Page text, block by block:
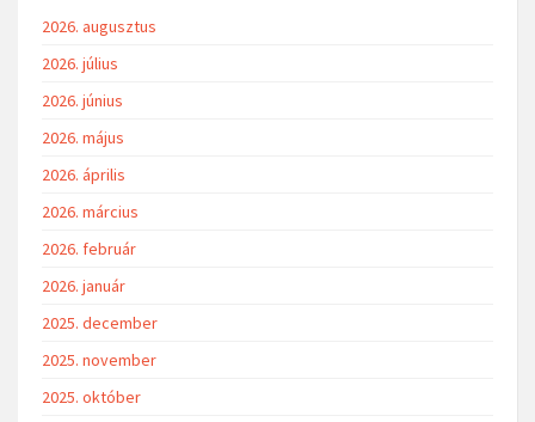
2026. augusztus
2026. július
2026. június
2026. május
2026. április
2026. március
2026. február
2026. január
2025. december
2025. november
2025. október